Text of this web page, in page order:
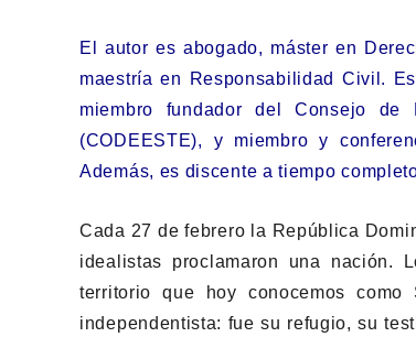
El autor es abogado, máster en
maestría en Responsabilidad Civil.
miembro fundador del Consejo de
(CODEESTE), y miembro y
Además, es discente a tiempo
Cada 27 de febrero la República
idealistas proclamaron una nación.
territorio que hoy conocemos
independentista: fue su refugio, su